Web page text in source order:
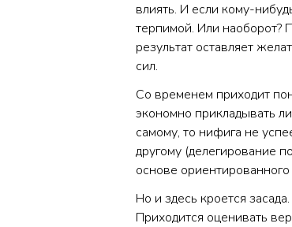
влиять. И если кому-
терпимой. Или наоборот?
результат оставляет
сил.
Со временем приходит
экономно прикладывать
самому, то нифига не
другому (делегирование
основе
Но и здесь кроется
Приходится оценивать